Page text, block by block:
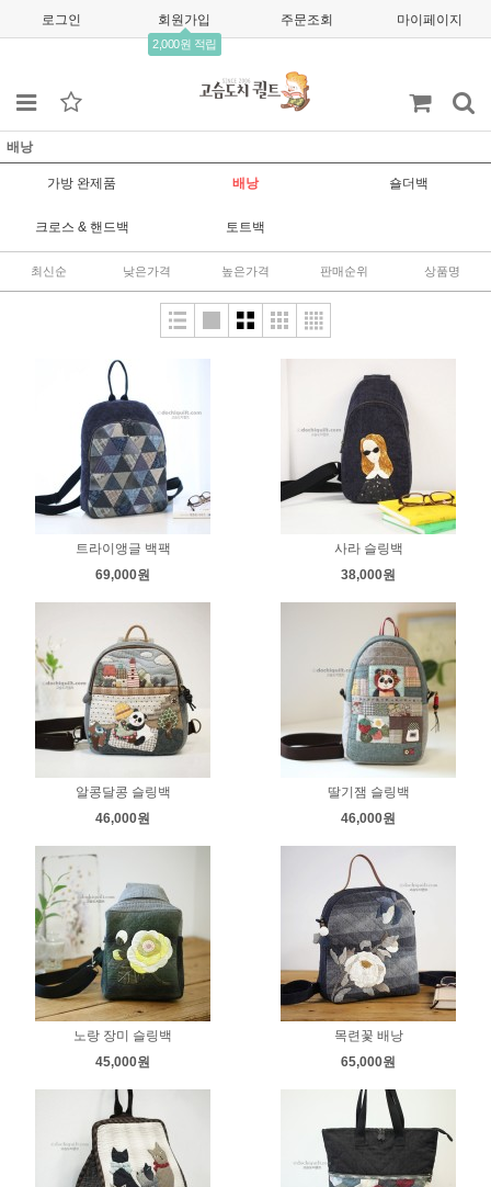
로그인 회원가입
2,000원 적립
주문조회 마이페이지
배낭
가방 완제품 배낭 숄더백
크로스 & 핸드백 토트백
최신순 낮은가격 높은가격 판매순위 상품명
트라이앵글 백팩
69,000원
사라 슬링백
38,000원
알콩달콩 슬링백
46,000원
딸기잼 슬링백
46,000원
노랑 장미 슬링백
45,000원
목련꽃 배낭
65,000원